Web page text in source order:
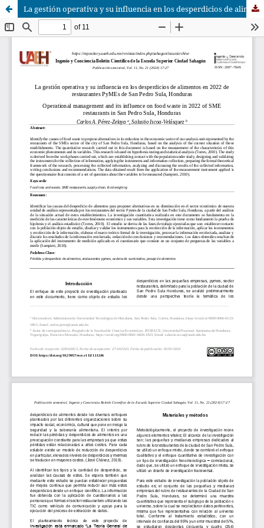
La gestión operativa y su influencia en los desperdicios de alimentos en 2022 de restaurantes PyMEs de San Pedro Sula, Honduras